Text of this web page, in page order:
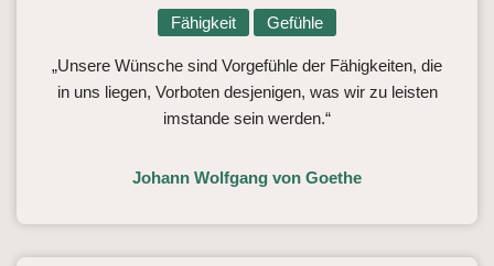
Fähigkeit Gefühle
„Unsere Wünsche sind Vorgefühle der Fähigkeiten, die
in uns liegen, Vorboten desjenigen, was wir zu leisten
imstande sein werden.“
Johann Wolfgang von Goethe